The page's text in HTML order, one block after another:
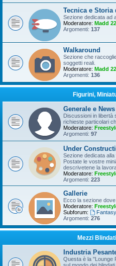
Tecnica e
Sezione dedicata ad
Moderatore: Madd 22
Argomenti: 137
Walkaround
Sezione che
soggetti reali.
Moderatore: Madd 22
Argomenti: 136
Figurini,
Generale e News
Discussioni in libertà
richieste particolari
Moderatore:
Argomenti: 97
Under
Sezione dedicata
Postate le vostre
descrivetene la
Moderatore:
Argomenti: 223
Gallerie
Ecco la sezione
Moderatore:
Subforum:
Argomenti: 276
Mezzi
Industria
Questa è la "Lounge